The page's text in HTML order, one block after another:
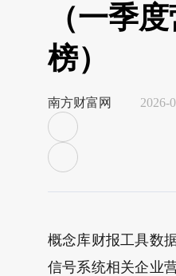
（一季
榜）
南方财富网 2026-
概念库财报工具数
信号系统相关企业